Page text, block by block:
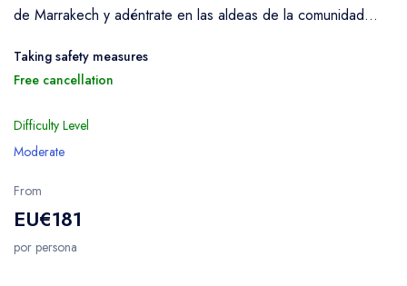
de Marrakech y adéntrate en las aldeas de la comunidad...
Taking safety measures
Free cancellation
Difficulty Level
Moderate
From
EU€181
por persona